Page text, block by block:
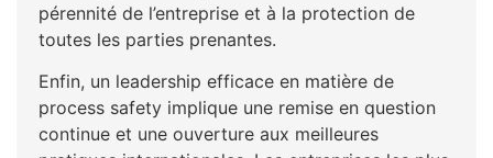
pérennité de l’entreprise et à la protection de
toutes les parties prenantes.
Enfin, un leadership efficace en matière de
process safety implique une remise en question
continue et une ouverture aux meilleures